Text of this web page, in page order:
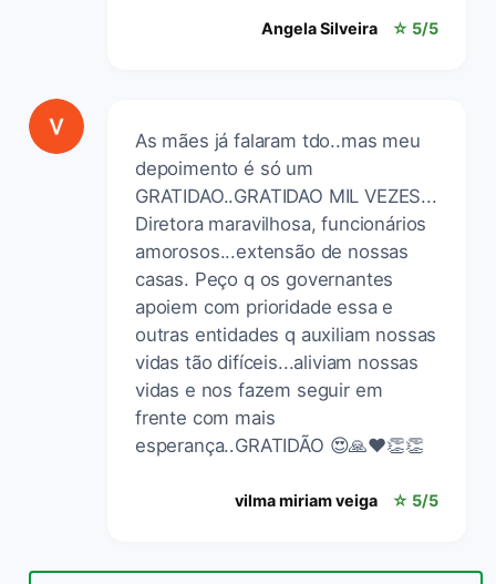
Angela Silveira ☆ 5/5
As mães já falaram tdo..mas meu
depoimento é só um
GRATIDAO..GRATIDAO MIL VEZES...
Diretora maravilhosa, funcionários
amorosos...extensão de nossas
casas. Peço q os governantes
apoiem com prioridade essa e
outras entidades q auxiliam nossas
vidas tão difíceis...aliviam nossas
vidas e nos fazem seguir em
frente com mais
esperança..GRATIDÃO 😍🙏❤👏👏
vilma miriam veiga ☆ 5/5